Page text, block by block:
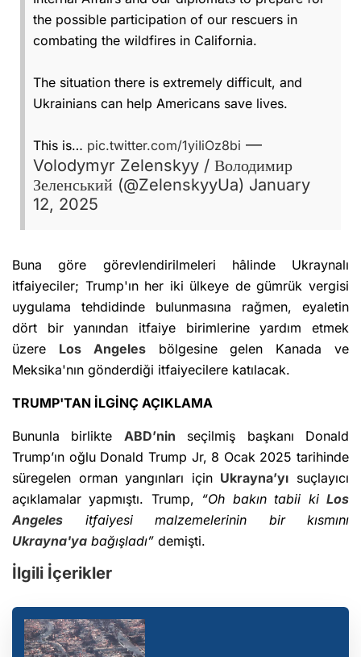
the possible participation of our rescuers in
combating the wildfires in California.
The situation there is extremely difficult, and
Ukrainians can help Americans save lives.
This is… pic.twitter.com/1yiIiOz8bi —
Volodymyr Zelenskyy / Володимир
Зеленський (@ZelenskyyUa) January
12, 2025
Buna göre görevlendirilmeleri hâlinde Ukraynalı
itfaiyeciler; Trump'ın her iki ülkeye de gümrük vergisi
uygulama tehdidinde bulunmasına rağmen, eyaletin
dört bir yanından itfaiye birimlerine yardım etmek
üzere Los Angelesbölgesine gelen Kanada ve
Meksika'nın gönderdiği itfaiyecilere katılacak.
TRUMP'TAN İLGİNÇ AÇIKLAMA
Bununla birlikte ABD’nin seçilmiş başkanı Donald
Trump’ın oğlu Donald Trump Jr, 8 Ocak 2025 tarihinde
süregelen orman yangınları için Ukrayna’yı suçlayıcı
açıklamalar yapmıştı. Trump, “Oh bakın tabii kiLos
Angeles itfaiyesi malzemelerinin bir kısmını
Ukrayna'ya bağışladı” demişti.
İlgili İçerikler